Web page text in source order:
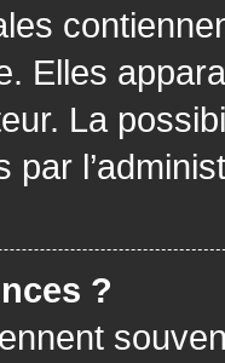
Elles
La
par
?